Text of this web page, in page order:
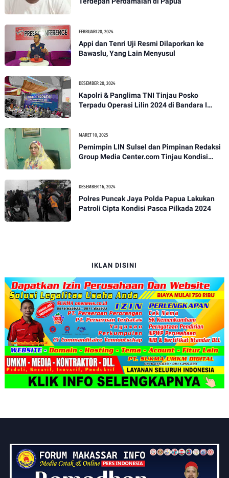
FEBRUARI 20, 2024
Appi dan Tenri Uji Resmi Dilaporkan ke
Bawaslu, Yang Lain Menyusul
DESEMBER 20, 2024
Kapolri & Panglima TNI Tinjau Posko
Terpadu Operasi Lilin 2024 di Bandara I
MARET 10, 2025
Pemimpin LIN Sulsel dan Pimpinan Redaksi
Group Media Center.com Tinjau Kondisi
DESEMBER 16, 2024
Polres Puncak Jaya Polda Papua Lakukan
Patroli Cipta Kondisi Pasca Pilkada 2024
IKLAN DISINI